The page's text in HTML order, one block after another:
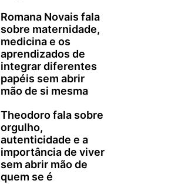
Romana Novais fala
sobre maternidade,
medicina e os
aprendizados de
integrar diferentes
papéis sem abrir
mão de si mesma
Theodoro fala sobre
orgulho,
autenticidade e a
importância de viver
sem abrir mão de
quem se é